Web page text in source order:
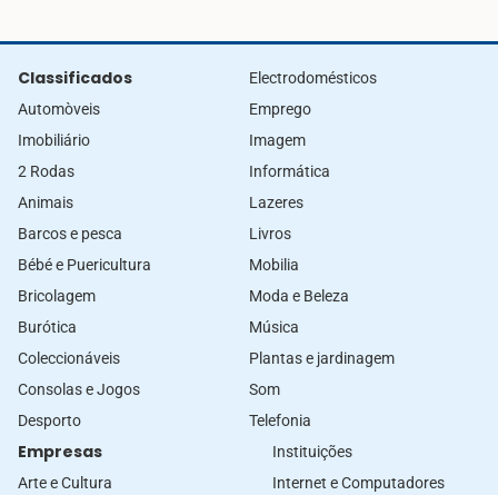
Classificados
Automòveis
Imobiliário
2 Rodas
Animais
Barcos e pesca
Bébé e Puericultura
Bricolagem
Burótica
Coleccionáveis
Consolas e Jogos
Desporto
Electrodomésticos
Emprego
Imagem
Informática
Lazeres
Livros
Mobilia
Moda e Beleza
Música
Plantas e jardinagem
Som
Telefonia
Empresas
Arte e Cultura
Instituições
Internet e Computadores